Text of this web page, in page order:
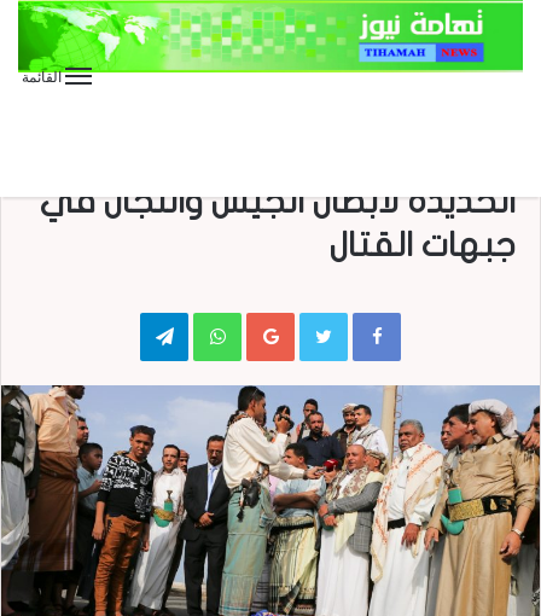
القائمة
الحديدة لابطال الجيش واللجان في
جبهات القتال
Google+
WhatsApp
Telegram